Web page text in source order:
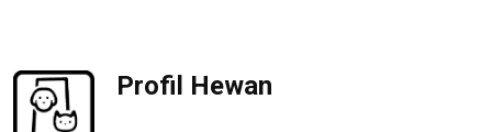
Profil Hewan